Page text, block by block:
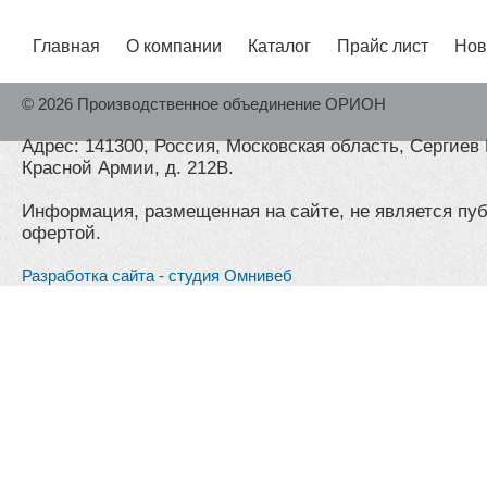
Главная О компании Каталог Прайс лист
© 2026 Производственное объединение ОРИОН
Адрес: 141300, Россия, Московская область,
Красной Армии, д. 212В.
Информация, размещенная на сайте, не является
офертой.
Разработка сайта - студия Омнивеб